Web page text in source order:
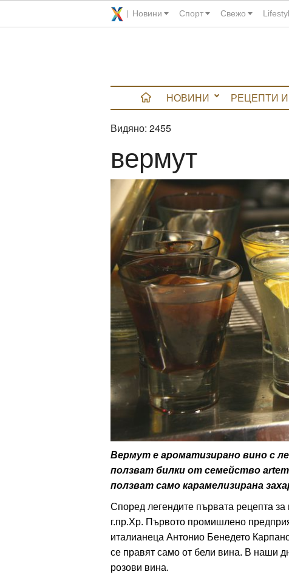
Новини Спорт Свежо
НОВИНИ РЕЦЕПТИ И
Видяно: 2455
вермут
Вермут е ароматизирано вино с
ползват билки от семейство
ползват само карамелизирана
Според легендите първата рецепта
г.пр.Хр. Първото промишлено
италианеца Антонио Бенедето
се правят само от бели вина. В наши
розови вина.